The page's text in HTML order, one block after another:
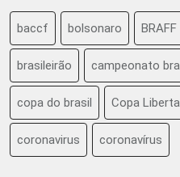
baccf bolsonaro BRAFF
brasileirão campeonato
copa do brasil Copa
coronavirus coronavírus